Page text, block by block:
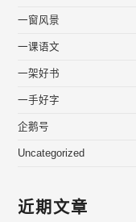
一窗风景
一课语文
一架好书
一手好字
企鹅号
Uncategorized
近期文章